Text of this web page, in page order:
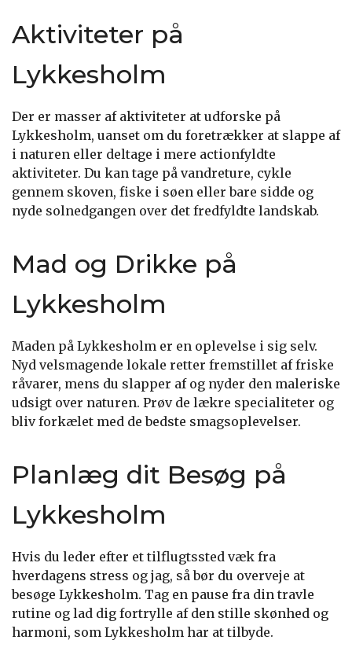
Aktiviteter på
Lykkesholm
Der er masser af aktiviteter at udforske på
Lykkesholm, uanset om du foretrækker at slappe af
i naturen eller deltage i mere actionfyldte
aktiviteter. Du kan tage på vandreture, cykle
gennem skoven, fiske i søen eller bare sidde og
nyde solnedgangen over det fredfyldte landskab.
Mad og Drikke på
Lykkesholm
Maden på Lykkesholm er en oplevelse i sig selv.
Nyd velsmagende lokale retter fremstillet af friske
råvarer, mens du slapper af og nyder den maleriske
udsigt over naturen. Prøv de lækre specialiteter og
bliv forkælet med de bedste smagsoplevelser.
Planlæg dit Besøg på
Lykkesholm
Hvis du leder efter et tilflugtssted væk fra
hverdagens stress og jag, så bør du overveje at
besøge Lykkesholm. Tag en pause fra din travle
rutine og lad dig fortrylle af den stille skønhed og
harmoni, som Lykkesholm har at tilbyde.